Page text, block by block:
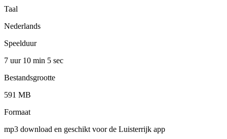
Taal
Nederlands
Speelduur
7 uur 10 min 5 sec
Bestandsgrootte
591 MB
Formaat
mp3 download en geschikt voor de Luisterrijk app